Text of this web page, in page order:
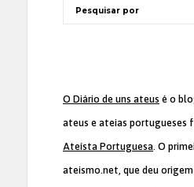
O Diário de uns ateus é o
ateus e ateias portugueses
Ateísta Portuguesa. O
ateismo.net, que deu